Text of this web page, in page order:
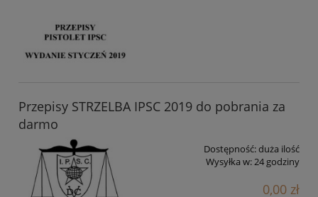
Przepisy STRZELBA IPSC 2019 do pobrania za
darmo
Dostępność:duża ilość
Wysyłka w:24 godziny
0,00 zł